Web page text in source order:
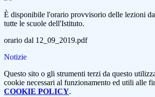
È disponibile l'orario provvisorio delle lezioni
tutte le scuole dell'Istituto.
orario dal 12_09_2019.pdf
Notizie
Questo sito o gli strumenti terzi da questo
cookie necessari al funzionamento ed utili alle
COOKIE POLICY.